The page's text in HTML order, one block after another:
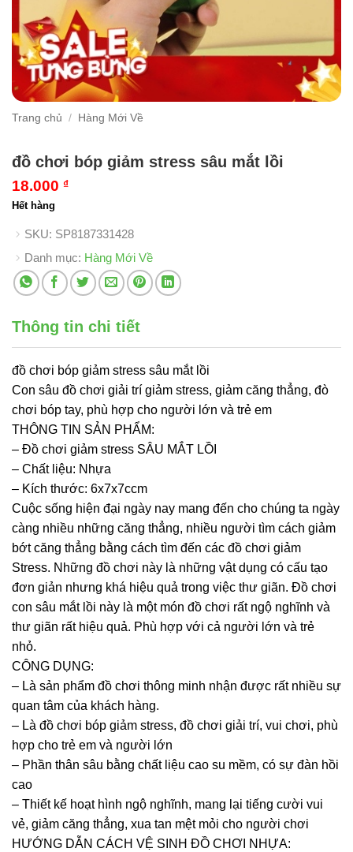
Trang chủ / Hàng Mới Về
đồ chơi bóp giảm stress sâu mắt lồi
18.000 ₫
Hết hàng
SKU: SP8187331428
Danh mục: Hàng Mới Về
Thông tin chi tiết
đồ chơi bóp giảm stress sâu mắt lồi
Con sâu đồ chơi giải trí giảm stress, giảm căng thẳng, đò
chơi bóp tay, phù hợp cho người lớn và trẻ em
THÔNG TIN SẢN PHẨM:
– Đồ chơi giảm stress SÂU MẮT LỒI
– Chất liệu: Nhựa
– Kích thước: 6x7x7ccm
Cuộc sống hiện đại ngày nay mang đến cho chúng ta ngày
càng nhiều những căng thẳng, nhiều người tìm cách giảm
bớt căng thẳng bằng cách tìm đến các đồ chơi giảm
Stress. Những đồ chơi này là những vật dụng có cấu tạo
đơn giản nhưng khá hiệu quả trong việc thư giãn. Đồ chơi
con sâu mắt lồi này là một món đồ chơi rất ngộ nghĩnh và
thư giãn rất hiệu quả. Phù hợp với cả người lớn và trẻ
nhỏ.
CÔNG DỤNG:
– Là sản phẩm đồ chơi thông minh nhận được rất nhiều sự
quan tâm của khách hàng.
– Là đồ chơi bóp giảm stress, đồ chơi giải trí, vui chơi, phù
hợp cho trẻ em và người lớn
– Phần thân sâu bằng chất liệu cao su mềm, có sự đàn hồi
cao
– Thiết kế hoạt hình ngộ nghĩnh, mang lại tiếng cười vui
vẻ, giảm căng thẳng, xua tan mệt mỏi cho người chơi
HƯỚNG DẪN CÁCH VỆ SINH ĐỒ CHƠI NHỰA: